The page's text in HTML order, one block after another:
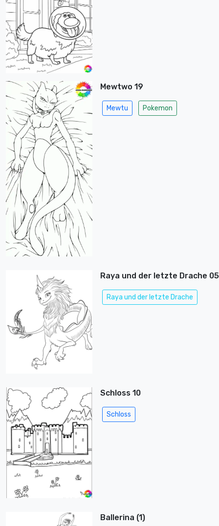
Mewtwo 19
Mewtu Pokemon
Raya und der letzte Drache 05
Raya und der letzte Drache
Schloss 10
Schloss
Ballerina (1)